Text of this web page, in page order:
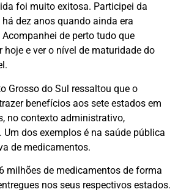
foi muito exitosa. Participei da
dez anos quando ainda era
de perto tudo que
hoje e ver o nível de maturidade do
Grosso do Sul ressaltou que o
benefícios aos sete estados em
no contexto administrativo,
dos exemplos é na saúde pública
de medicamentos.
milhões de medicamentos de forma
nos seus respectivos estados.